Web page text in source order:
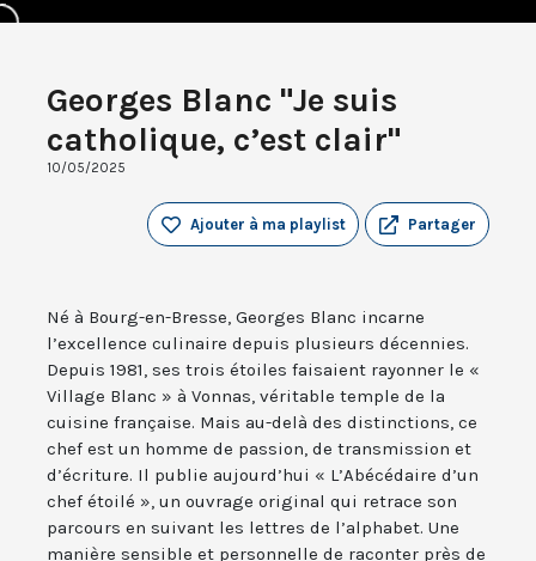
Georges Blanc "Je suis
catholique, c’est clair"
10/05/2025
Partager
Ajouter à ma playlist
Né à Bourg-en-Bresse, Georges Blanc incarne
l’excellence culinaire depuis plusieurs décennies.
Depuis 1981, ses trois étoiles faisaient rayonner le «
Village Blanc » à Vonnas, véritable temple de la
cuisine française. Mais au-delà des distinctions, ce
chef est un homme de passion, de transmission et
d’écriture. Il publie aujourd’hui « L’Abécédaire d’un
chef étoilé », un ouvrage original qui retrace son
parcours en suivant les lettres de l’alphabet. Une
manière sensible et personnelle de raconter près de